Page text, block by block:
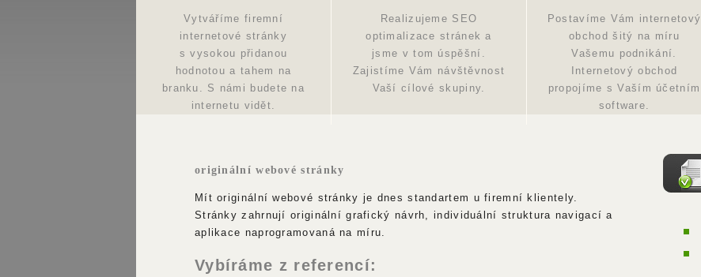
Vytváříme firemní
internetové stránky
s vysokou přidanou
hodnotou a tahem na
branku. S námi budete na
internetu vidět.
Realizujeme SEO
optimalizace stránek a
jsme v tom úspěšní.
Zajistíme Vám návštěvnost
Vaší cílové skupiny.
Postavíme Vám internetový
obchod šitý na míru
Vašemu podnikání.
Internetový obchod
propojíme s Vaším účetním
software.
originální webové stránky
Mít originální webové stránky je dnes standartem u firemní klientely.
Stránky zahrnují originální grafický návrh, individuální struktura navigací a
aplikace naprogramovaná na míru.
Vybíráme z referencí: